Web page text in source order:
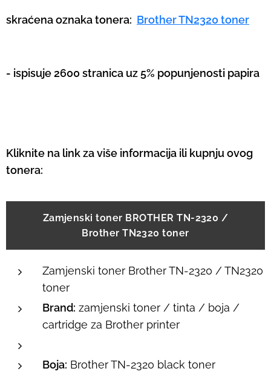
skraćena oznaka tonera: Brother TN2320 toner
- ispisuje 2600 stranica uz 5% popunjenosti papira
Kliknite na link za više informacija ili kupnju ovog
tonera:
Zamjenski toner BROTHER TN-2320 /
Brother TN2320 toner
Zamjenski toner Brother TN-2320 / TN2320
toner
Brand: zamjenski toner / tinta / boja /
cartridge za Brother printer
Boja: Brother TN-2320 black toner